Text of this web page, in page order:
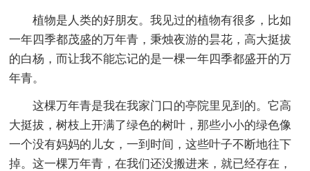
植物是人类的好朋友。我见过的植物有很多，比如
一年四季都茂盛的万年青，秉烛夜游的昙花，高大挺拔
的白杨，而让我不能忘记的是一棵一年四季都盛开的万
年青。
这棵万年青是我在我家门口的亭院里见到的。它高
大挺拔，树枝上开满了绿色的树叶，那些小小的绿色像
一个没有妈妈的儿女，一到时间，这些叶子不断地往下
掉。这一棵万年青，在我们还没搬进来，就已经存在，